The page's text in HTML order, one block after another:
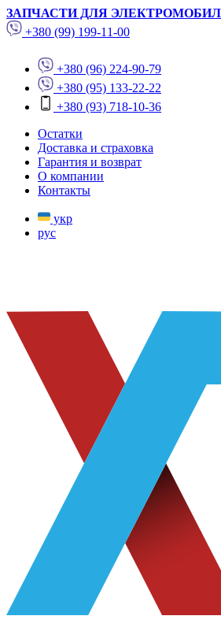
ЗАПЧАСТИ ДЛЯ
+380 (99) 199-11-00
+380 (96) 224-90-79
+380 (95) 133-22-22
+380 (93) 718-10-36
Остатки
Доставка и страховка
Гарантия и возврат
О компании
Контакты
укр
рус